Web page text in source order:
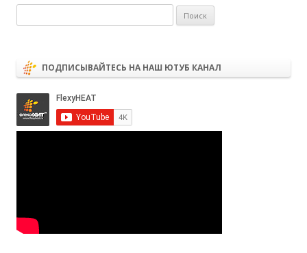
ПОДПИСЫВАЙТЕСЬ НА НАШ ЮТУБ КАНАЛ